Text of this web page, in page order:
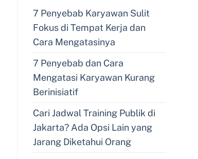
7 Penyebab Karyawan Sulit
Fokus di Tempat Kerja dan
Cara Mengatasinya
7 Penyebab dan Cara
Mengatasi Karyawan Kurang
Berinisiatif
Cari Jadwal Training Publik di
Jakarta? Ada Opsi Lain yang
Jarang Diketahui Orang